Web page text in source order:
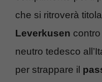
che si ritroverà
Leverkusen contro
neutro tedesco
per strappare il